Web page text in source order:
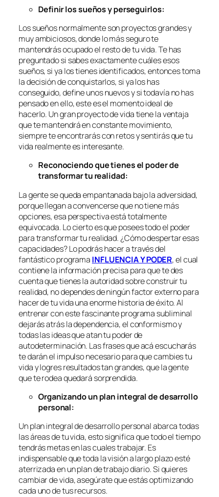
Definir los sueños y perseguirlos:
Los sueños normalmente son proyectos grandes y
muy ambiciosos, donde lo más seguro te
mantendrás ocupado el resto de tu vida. Te has
preguntado si sabes exactamente cuáles esos
sueños, si ya los tienes identificados, entonces toma
la decisión de conquistarlos, si ya los has
conseguido, define unos nuevos y si todavía no has
pensado en ello, este es el momento ideal de
hacerlo. Un gran proyecto de vida tiene la ventaja
que te mantendrá en constante movimiento,
siempre te encontrarás con retos y sentirás que tu
vida realmente es interesante.
Reconociendo que tienes el poder de
transformar tu realidad:
La gente se queda empantanada bajo la adversidad,
porque llegan a convencerse que no tiene más
opciones, esa perspectiva está totalmente
equivocada. Lo cierto es que posees todo el poder
para transformar tu realidad. ¿Cómo despertar esas
capacidades? Lo podrás hacer a través del
fantástico programa INFLUENCIA Y PODER, el cual
contiene la información precisa para que te des
cuenta que tienes la autoridad sobre construir tu
realidad, no dependes de ningún factor externo para
hacer de tu vida una enorme historia de éxito. Al
entrenar con este fascinante programa subliminal
dejarás atrás la dependencia, el conformismo y
todas las ideas que atan tu poder de
autodeterminación. Las frases que acá escucharás
te darán el impulso necesario para que cambies tu
vida y logres resultados tan grandes, que la gente
que te rodea quedará sorprendida.
Organizando un plan integral de desarrollo
personal:
Un plan integral de desarrollo personal abarca todas
las áreas de tu vida, esto significa que todo el tiempo
tendrás metas en las cuales trabajar. Es
indispensable que toda la visión a largo plazo esté
aterrizada en un plan de trabajo diario. Si quieres
cambiar de vida, asegúrate que estás optimizando
cada uno de tus recursos.